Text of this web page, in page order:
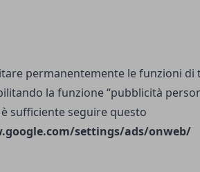
permanentemente le funzioni di
la funzione “pubblicità
sufficiente seguire questo
settings/ads/onweb/